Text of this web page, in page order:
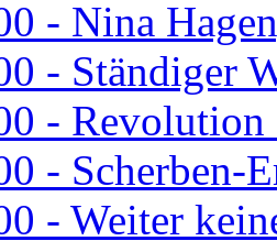
- Nina
- Ständiger
- Revolution
- Scherben-
- Weiter